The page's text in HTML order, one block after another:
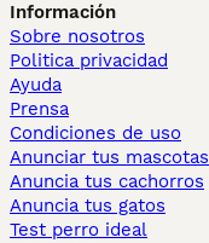
Información
Sobre nosotros
Politica privacidad
Ayuda
Prensa
Condiciones de uso
Anunciar tus mascotas
Anuncia tus cachorros
Anuncia tus gatos
Test perro ideal